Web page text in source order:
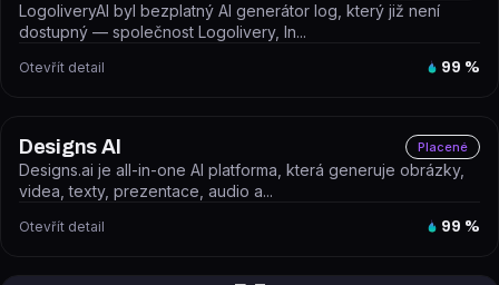
LogoliveryAI byl bezplatný AI generátor log, který již není
dostupný — společnost Logolivery, In...
Otevřít detail 99 %
Designs AI Placené
Designs.ai je all-in-one AI platforma, která generuje obrázky,
videa, texty, prezentace, audio a...
Otevřít detail 99 %